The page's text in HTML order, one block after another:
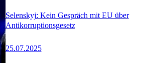
Selenskyj: Kein Gespräch mit EU über
Antikorruptionsgesetz
25.07.2025